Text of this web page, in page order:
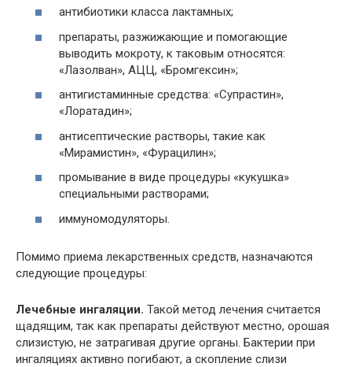
антибиотики класса лактамных;
препараты, разжижающие и помогающие
выводить мокроту, к таковым относятся:
«Лазолван», АЦЦ, «Бромгексин»;
антигистаминные средства: «Супрастин»,
«Лоратадин»;
антисептические растворы, такие как
«Мирамистин», «Фурацилин»;
промывание в виде процедуры «кукушка»
специальными растворами;
иммуномодуляторы.
Помимо приема лекарственных средств, назначаются
следующие процедуры:
Лечебные ингаляции. Такой метод лечения считается
щадящим, так как препараты действуют местно, орошая
слизистую, не затрагивая другие органы. Бактерии при
ингаляциях активно погибают, а скопление слизи